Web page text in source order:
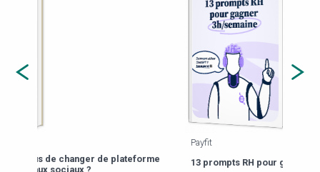
13 prompts RH pour gagner 3h/semaine